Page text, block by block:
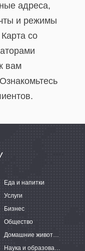
адреса,
и режимы
со
вам
Еда и напитки
Услуги
Бизнес
Общество
Домашние животные
Наука и образование